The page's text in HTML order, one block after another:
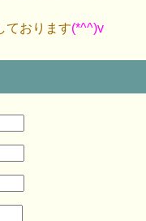
ております(*^^)v